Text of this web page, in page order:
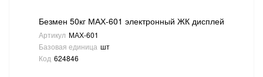
Безмен 50кг МАХ-601 электронный ЖК дисплей
Артикул МАХ-601
Базовая единица шт
Код 624846